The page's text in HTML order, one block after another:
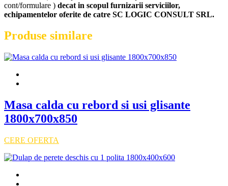
cont/formulare ) decat in scopul furnizarii serviciilor,
echipamentelor oferite de catre SC LOGIC CONSULT SRL.
Produse similare
Masa calda cu rebord si usi glisante
1800x700x850
CERE OFERTA